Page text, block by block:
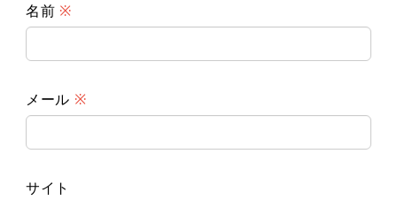
名前 ※
メール ※
サイト